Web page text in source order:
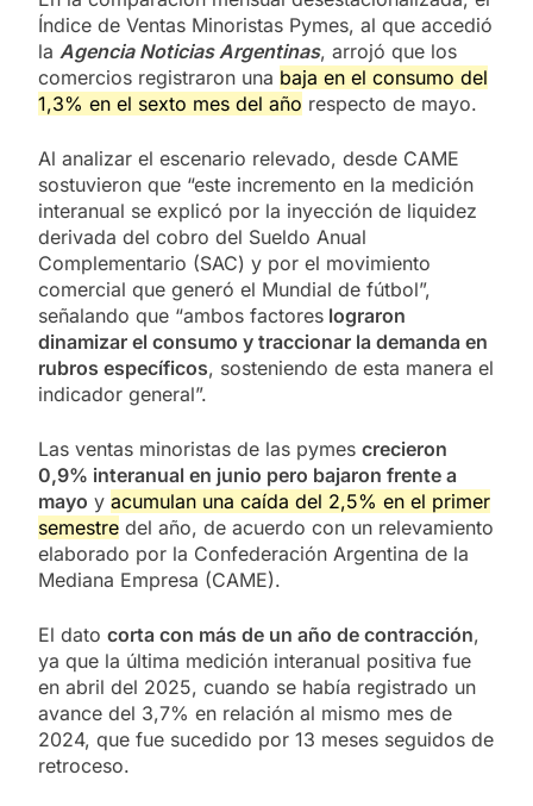
Índice de Ventas Minoristas Pymes, al que accedió
la Agencia Noticias Argentinas, arrojó que los
comercios registraron una baja en el consumo del
1,3% en el sexto mes del año respecto de mayo.
Al analizar el escenario relevado, desde CAME
sostuvieron que “este incremento en la medición
interanual se explicó por la inyección de liquidez
derivada del cobro del Sueldo Anual
Complementario (SAC) y por el movimiento
comercial que generó el Mundial de fútbol”,
señalando que “ambos factores lograron
dinamizar el consumo y traccionar la demanda en
rubros específicos, sosteniendo de esta manera el
indicador general”.
Las ventas minoristas de las pymes crecieron
0,9% interanual en junio pero bajaron frente a
mayo y acumulan una caída del 2,5% en el primer
semestre del año, de acuerdo con un relevamiento
elaborado por la Confederación Argentina de la
Mediana Empresa (CAME).
El dato corta con más de un año de contracción,
ya que la última medición interanual positiva fue
en abril del 2025, cuando se había registrado un
avance del 3,7% en relación al mismo mes de
2024, que fue sucedido por 13 meses seguidos de
retroceso.